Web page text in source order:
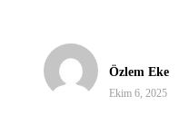
aldı
Özlem Eke
Ekim 6, 2025